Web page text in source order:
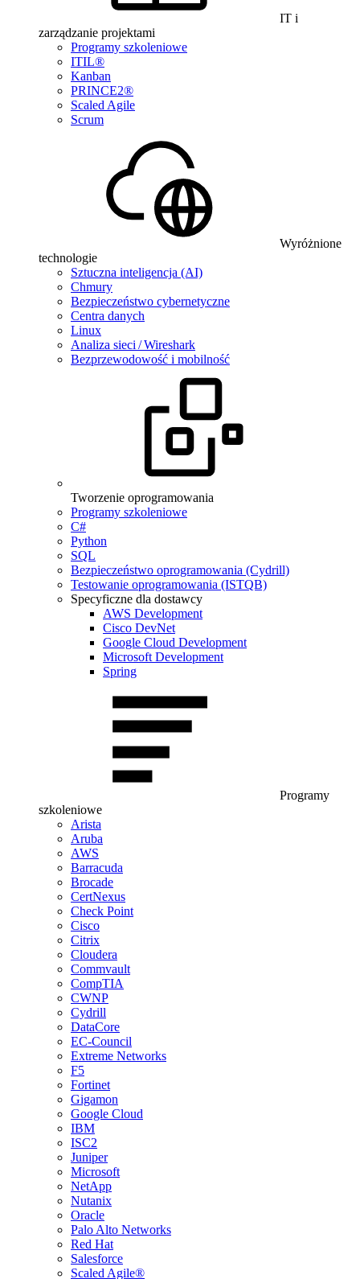
IT i
zarządzanie projektami
Programy szkoleniowe
ITIL®
Kanban
PRINCE2®
Scaled Agile
Scrum
Wyróżnione
technologie
Sztuczna inteligencja (AI)
Chmury
Bezpieczeństwo cybernetyczne
Centra danych
Linux
Analiza sieci / Wireshark
Bezprzewodowość i mobilność
Tworzenie oprogramowania
Programy szkoleniowe
C#
Python
SQL
Bezpieczeństwo oprogramowania (Cydrill)
Testowanie oprogramowania (ISTQB)
Specyficzne dla dostawcy
AWS Development
Cisco DevNet
Google Cloud Development
Microsoft Development
Spring
Programy
szkoleniowe
Arista
Aruba
AWS
Barracuda
Brocade
CertNexus
Check Point
Cisco
Citrix
Cloudera
Commvault
CompTIA
CWNP
Cydrill
DataCore
EC-Council
Extreme Networks
F5
Fortinet
Gigamon
Google Cloud
IBM
ISC2
Juniper
Microsoft
NetApp
Nutanix
Oracle
Palo Alto Networks
Red Hat
Salesforce
Scaled Agile®